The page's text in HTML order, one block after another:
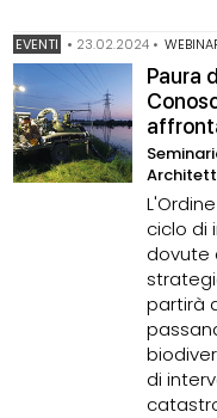
EVENTI • 23.02.2024 •
Paura
ciclo di
dovute
partirà
di